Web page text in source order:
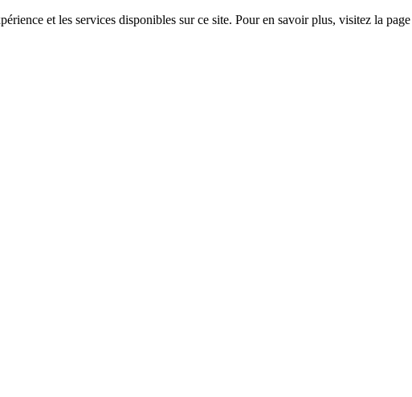
et les services disponibles sur ce site. Pour en savoir plus, visitez la